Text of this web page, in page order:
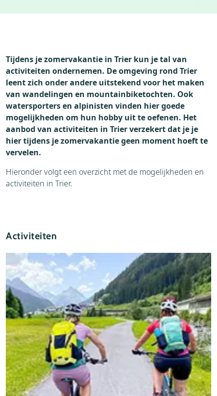
Weer
Tijdens je zomervakantie in Trier kun je tal van
activiteiten ondernemen. De omgeving rond Trier
leent zich onder andere uitstekend voor het maken
van wandelingen en mountainbiketochten. Ook
watersporters en alpinisten vinden hier goede
mogelijkheden om hun hobby uit te oefenen. Het
aanbod van activiteiten in Trier verzekert dat je je
hier tijdens je zomervakantie geen moment hoeft te
vervelen.
Hieronder volgt een overzicht met de mogelijkheden en
activiteiten in Trier.
Activiteiten